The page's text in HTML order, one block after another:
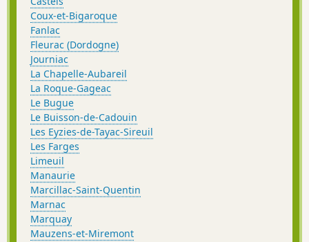
Coux-et-Bigaroque
Fanlac
Fleurac (Dordogne)
Journiac
La Chapelle-Aubareil
La Roque-Gageac
Le Bugue
Le Buisson-de-Cadouin
Les Eyzies-de-Tayac-Sireuil
Les Farges
Limeuil
Manaurie
Marcillac-Saint-Quentin
Marnac
Marquay
Mauzens-et-Miremont